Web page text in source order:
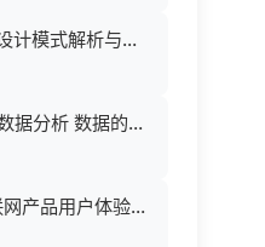
Android源码设计模式解析与实战 (何红辉，关爱民著, 何红辉, 关爱民著, 何红辉, 关爱民).pdf
数据科学与大数据分析 数据的发现 分析 可视化与表示 ( etc.).epub
决胜UX：互联网产品用户体验策略 ([美] Jaime Levy [[美] Jaime Levy]).epub